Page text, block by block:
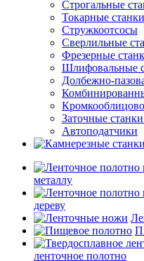
Строгальные
Токарные
Стружкоотсосы
Сверлильные
Фрезерные
Шлифовальные
Долбежно-
Заточные
Автоподатчики
металлу
дереву
ленточное полотно